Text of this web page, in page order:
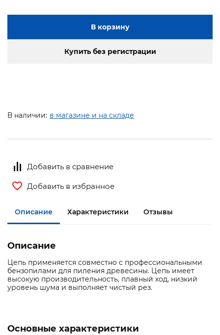
В корзину
Купить без регистрации
В наличии: в магазине и на складе
Добавить в сравнение
Добавить в избранное
Описание Характеристики Отзывы
Описание
Цепь применяется совместно с профессиональными
бензопилами для пиления древесины. Цепь имеет
высокую производительность, плавный ход, низкий
уровень шума и выполняет чистый рез.
Основные характеристики